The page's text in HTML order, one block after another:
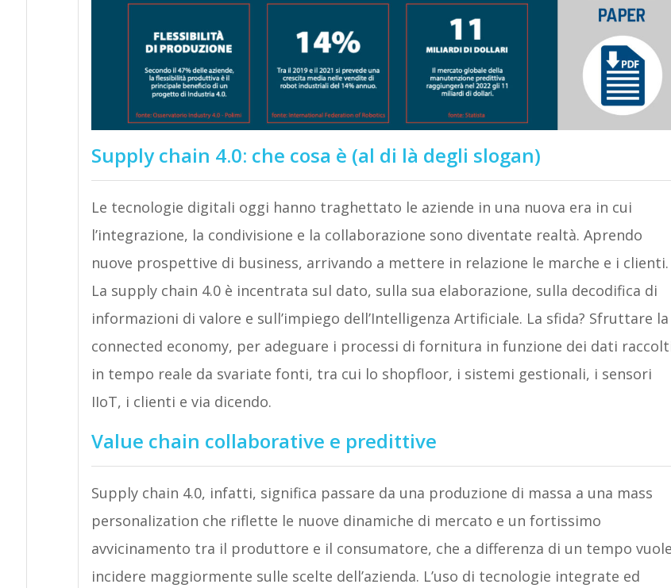
Supply chain 4.0: che cosa è (al di là degli slogan)
Le tecnologie digitali oggi hanno traghettato le aziende in una nuova era in cui
l’integrazione, la condivisione e la collaborazione sono diventate realtà. Aprendo
nuove prospettive di business, arrivando a mettere in relazione le marche e i clienti.
La supply chain 4.0 è incentrata sul dato, sulla sua elaborazione, sulla decodifica di
informazioni di valore e sull’impiego dell’Intelligenza Artificiale. La sfida? Sfruttare la
connected economy, per adeguare i processi di fornitura in funzione dei dati
in tempo reale da svariate fonti, tra cui lo shopfloor, i sistemi gestionali, i sensori
IIoT, i clienti e via dicendo.
Value chain collaborative e predittive
Supply chain 4.0, infatti, significa passare da una produzione di massa a una mass
personalization che riflette le nuove dinamiche di mercato e un fortissimo
avvicinamento tra il produttore e il consumatore, che a differenza di un tempo vuole
incidere maggiormente sulle scelte dell’azienda. L’uso di tecnologie integrate ed